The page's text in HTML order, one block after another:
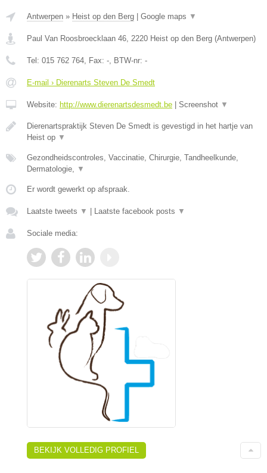
Antwerpen » Heist op den Berg | Google maps ▼
Paul Van Roosbroecklaan 46 2220 Heist op den Berg (Antwerpen)
Tel: 015 762 764 , Fax: - , BTW-nr: -
E-mail › Dierenarts Steven De Smedt
Website: http://www.dierenartsdesmedt.be | Screenshot ▼
Dierenartspraktijk Steven De Smedt is gevestigd in het hartje van
Heist op ▼
Gezondheidscontroles, Vaccinatie, Chirurgie, Tandheelkunde,
Dermatologie,
▼
Er wordt gewerkt op afspraak.
Laatste tweets ▼ | Laatste facebook posts ▼
Sociale media:
BEKIJK VOLLEDIG PROFIEL